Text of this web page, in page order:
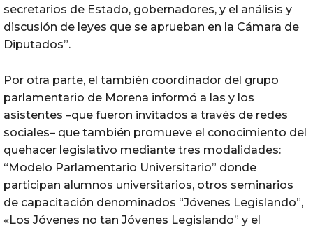
secretarios de Estado, gobernadores, y el análisis y
discusión de leyes que se aprueban en la Cámara de
Diputados”.
Por otra parte, el también coordinador del grupo
parlamentario de Morena informó a las y los
asistentes –que fueron invitados a través de redes
sociales– que también promueve el conocimiento del
quehacer legislativo mediante tres modalidades:
“Modelo Parlamentario Universitario” donde
participan alumnos universitarios, otros seminarios
de capacitación denominados “Jóvenes Legislando”,
«Los Jóvenes no tan Jóvenes Legislando” y el